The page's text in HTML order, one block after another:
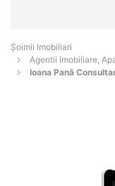
Șoimii Imobiliari
Agentii Imobiliare,
Ioana Pană